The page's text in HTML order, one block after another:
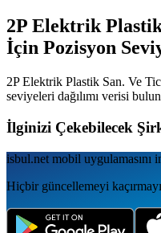
2P Elektrik
İçin Pozisyon
2P Elektrik Plastik San. Ve
seviyeleri dağılımı verisi
İlginizi Çekebilecek
isbul.net mobil uygulamаsını
Hiçbir güncellemeyi